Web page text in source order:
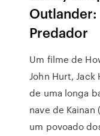
Predador
Um filme de
John Hurt, Jack
de uma longa
nave de Kainan
um povoado